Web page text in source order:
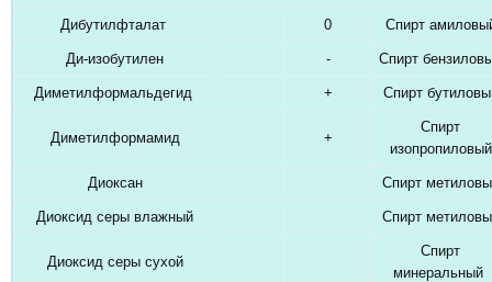
Дибутилфталат 0 Спирт
Ди-изобутилен - Спирт
Диметилформальдегид + Спирт
Диметилформамид +
Спирт
изопропиловый
Диоксан Спирт
Диоксид серы влажный Спирт
Диоксид серы сухой
Спирт
минеральный